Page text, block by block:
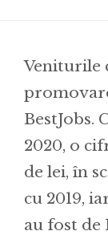
Veniturile
BestJobs.
2020, o
de lei, în
cu 2019,
au fost de